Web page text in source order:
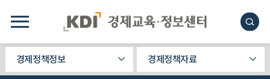
경제정책정보 경제정책자료